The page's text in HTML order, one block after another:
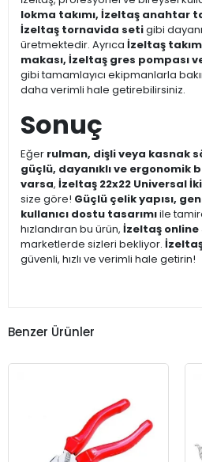
lokma takımı, İzeltaş anahtar
İzeltaş tornavida setigibi
üretmektedir. Ayrıca İzeltaş
makası, İzeltaş gres pompası
gibi tamamlayıcı ekipmanlarla
daha verimli hale getirebilirsiniz.
Sonuç
Eğer rulman, dişli veya kasnak
güçlü, dayanıklı ve ergonomik
varsa, İzeltaş 22x22 Universal
size göre! Güçlü çelik yapısı,
kullanıcı dostu tasarımıile
hızlandıran bu ürün, İzeltaş online
marketlerde sizleri bekliyor.
güvenli, hızlı ve verimli hale getirin!
Benzer Ürünler